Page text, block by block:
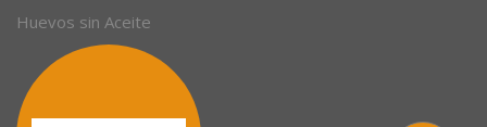
Huevos sin Aceite